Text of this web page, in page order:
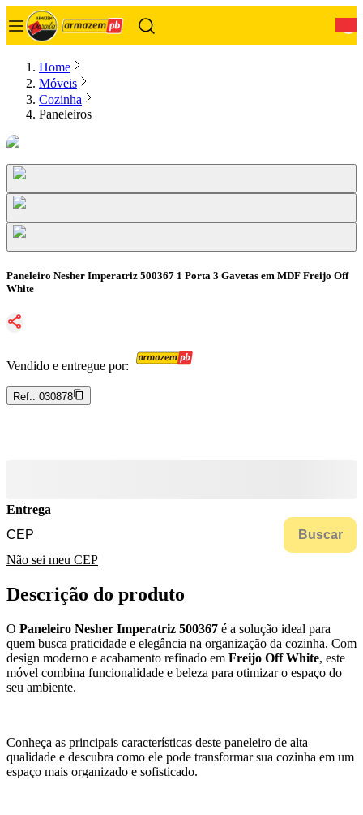
Home
Móveis
Cozinha
Paneleiros
Paneleiro Nesher Imperatriz 500367 1 Porta 3 Gavetas em MDF Freijo Off
White
Vendido e entregue por:
Ref.: 030878
Entrega
Buscar
Não sei meu CEP
Descrição do produto
O Paneleiro Nesher Imperatriz 500367 é a solução ideal para
quem busca praticidade e elegância na organização da cozinha. Com
design moderno e acabamento refinado em Freijo Off White, este
móvel combina funcionalidade e beleza para otimizar o espaço do
seu ambiente.
Conheça as principais características deste paneleiro de alta
qualidade e descubra como ele pode transformar sua cozinha em um
espaço mais organizado e sofisticado.